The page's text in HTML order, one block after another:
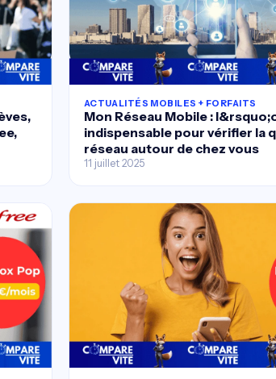
ACTUALITÉS MOBILES + FORFAITS
Mon Réseau Mobile :
indispensable pour vérifier la
réseau autour de chez vous
11 juillet 2025